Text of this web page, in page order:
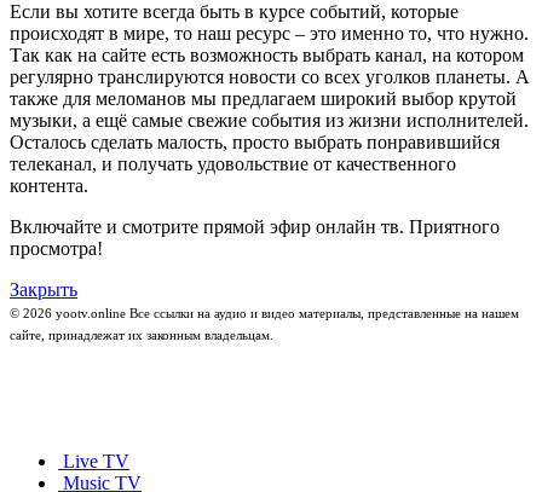
Если вы хотите всегда быть в курсе событий, которые
происходят в мире, то наш ресурс – это именно то, что нужно.
Так как на сайте есть возможность выбрать канал, на котором
регулярно транслируются новости со всех уголков планеты. А
также для меломанов мы предлагаем широкий выбор крутой
музыки, а ещё самые свежие события из жизни исполнителей.
Осталось сделать малость, просто выбрать понравившийся
телеканал, и получать удовольствие от качественного
контента.
Включайте и смотрите прямой эфир онлайн тв. Приятного
просмотра!
Закрыть
© 2026 yootv.online Все ссылки на аудио и видео материалы, представленные на нашем
сайте, принадлежат их законным владельцам.
Live TV
Music TV